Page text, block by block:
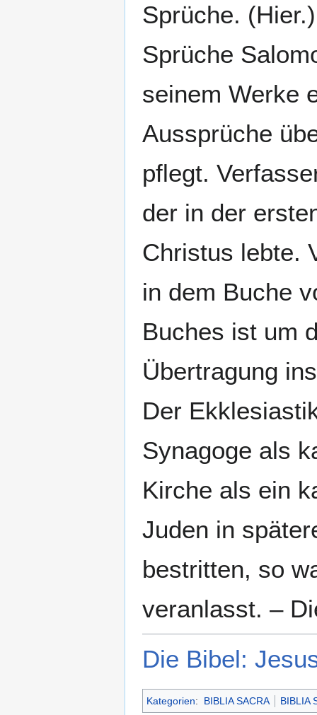
Sprüche.
Sprüche
seinem Werke
Aussprüche
pflegt.
der in der
Christus lebte.
in dem Buche
Buches ist um
Übertragung
Der
Synagoge als
Kirche als ein
Juden in
bestritten, so
veranlasst. –
Die Bibel:
Kategorien: BIBLIA SACRA BIBLIA